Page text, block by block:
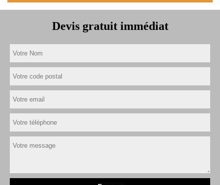
Devis gratuit immédiat